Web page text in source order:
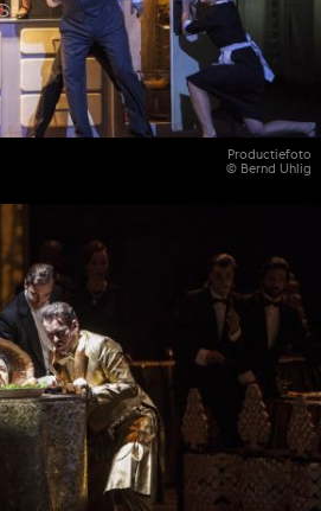
Productiefoto
© Bernd Uhlig